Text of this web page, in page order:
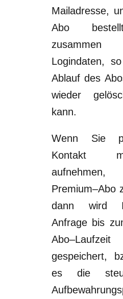
Mailadresse,
Abo
Logindaten,
Ablauf des
wieder
kann.
Wenn Sie
Kontakt
Premium–Abo
dann wird
Anfrage bis
Abo–Laufzeit
gespeichert,
es die